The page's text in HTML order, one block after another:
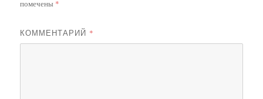
помечены *
КОММЕНТАРИЙ *